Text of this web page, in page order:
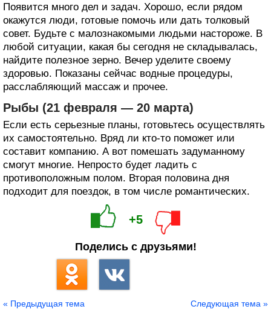
Появится много дел и задач. Хорошо, если рядом
окажутся люди, готовые помочь или дать толковый
совет. Будьте с малознакомыми людьми настороже. В
любой ситуации, какая бы сегодня не складывалась,
найдите полезное зерно. Вечер уделите своему
здоровью. Показаны сейчас водные процедуры,
расслабляющий массаж и прочее.
Рыбы (21 февраля — 20 марта)
Если есть серьезные планы, готовьтесь осуществлять
их самостоятельно. Вряд ли кто-то поможет или
составит компанию. А вот помешать задуманному
смогут многие. Непросто будет ладить с
противоположным полом. Вторая половина дня
подходит для поездок, в том числе романтических.
+5
Поделись с друзьями!
« Предыдущая тема Следующая тема »